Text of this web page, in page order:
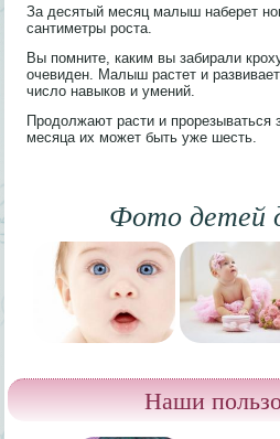
За десятый месяц малыш наберет
сантиметры роста.
Вы помните, каким вы забирали
очевиден. Малыш растет и
число навыков и умений.
Продолжают расти и прорезываться
месяца их может быть уже шесть.
Фото детей
Наши